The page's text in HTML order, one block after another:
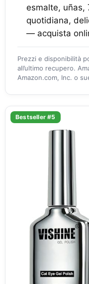
esmalte, uñas,
quotidiana,
— acquista
Prezzi e disponibilità
all’ultimo recupero.
Amazon.com, Inc. o
Bestseller #5